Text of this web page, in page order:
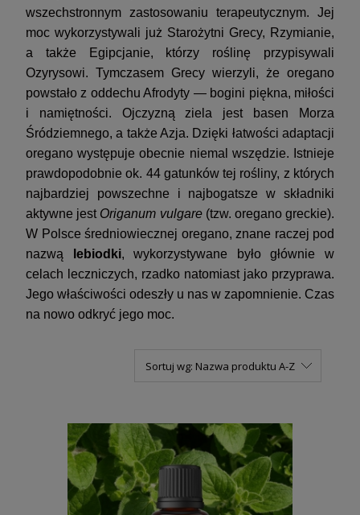
wszechstronnym zastosowaniu terapeutycznym. Jej
moc wykorzystywali już Starożytni Grecy, Rzymianie,
a także Egipcjanie, którzy roślinę przypisywali
Ozyrysowi. Tymczasem Grecy wierzyli, że oregano
powstało z oddechu Afrodyty — bogini piękna, miłości
i namiętności. Ojczyzną ziela jest basen Morza
Śródziemnego, a także Azja. Dzięki łatwości adaptacji
oregano występuje obecnie niemal wszędzie. Istnieje
prawdopodobnie ok. 44 gatunków tej rośliny, z których
najbardziej powszechne i najbogatsze w składniki
aktywne jest Origanum vulgare(tzw. oregano greckie).
W Polsce średniowiecznej oregano, znane raczej pod
nazwą
lebiodki, wykorzystywane było głównie w
celach leczniczych, rzadko natomiast jako przyprawa.
Jego właściwości odeszły u nas w zapomnienie. Czas
na nowo odkryć jego moc.
Sortuj wg: Nazwa produktu A-Z